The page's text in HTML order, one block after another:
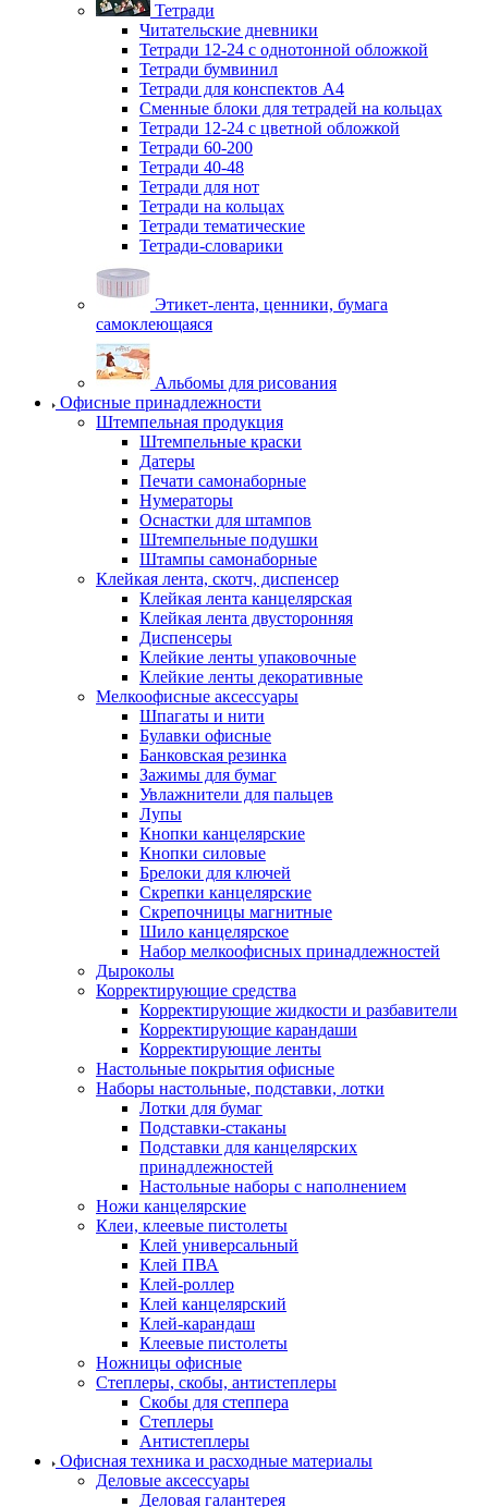
Тетради
Читательские дневники
Тетради 12-24 с однотонной обложкой
Тетради бумвинил
Тетради для конспектов А4
Сменные блоки для тетрадей на кольцах
Тетради 12-24 с цветной обложкой
Тетради 60-200
Тетради 40-48
Тетради для нот
Тетради на кольцах
Тетради тематические
Тетради-словарики
Этикет-лента, ценники, бумага
самоклеющаяся
Альбомы для рисования
Офисные принадлежности
Штемпельная продукция
Штемпельные краски
Датеры
Печати самонаборные
Нумераторы
Оснастки для штампов
Штемпельные подушки
Штампы самонаборные
Клейкая лента, скотч, диспенсер
Клейкая лента канцелярская
Клейкая лента двусторонняя
Диспенсеры
Клейкие ленты упаковочные
Клейкие ленты декоративные
Мелкоофисные аксессуары
Шпагаты и нити
Булавки офисные
Банковская резинка
Зажимы для бумаг
Увлажнители для пальцев
Лупы
Кнопки канцелярские
Кнопки силовые
Брелоки для ключей
Скрепки канцелярские
Скрепочницы магнитные
Шило канцелярское
Набор мелкоофисных принадлежностей
Дыроколы
Корректирующие средства
Корректирующие жидкости и разбавители
Корректирующие карандаши
Корректирующие ленты
Настольные покрытия офисные
Наборы настольные, подставки, лотки
Лотки для бумаг
Подставки-стаканы
Подставки для канцелярских
принадлежностей
Настольные наборы с наполнением
Ножи канцелярские
Клеи, клеевые пистолеты
Клей универсальный
Клей ПВА
Клей-роллер
Клей канцелярский
Клей-карандаш
Клеевые пистолеты
Ножницы офисные
Степлеры, скобы, антистеплеры
Скобы для степпера
Степлеры
Антистеплеры
Офисная техника и расходные материалы
Деловые аксессуары
Деловая галантерея